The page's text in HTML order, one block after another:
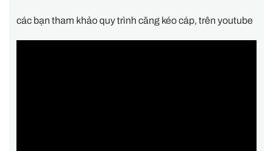
các bạn tham khảo quy trình căng kéo cáp, trên youtube